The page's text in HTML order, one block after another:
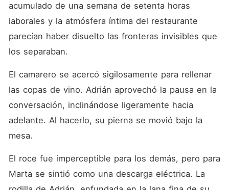
acumulado de una semana de setenta horas
laborales y la atmósfera íntima del restaurante
parecían haber disuelto las fronteras invisibles que
los separaban.
El camarero se acercó sigilosamente para rellenar
las copas de vino. Adrián aprovechó la pausa en la
conversación, inclinándose ligeramente hacia
adelante. Al hacerlo, su pierna se movió bajo la
mesa.
El roce fue imperceptible para los demás, pero para
Marta se sintió como una descarga eléctrica. La